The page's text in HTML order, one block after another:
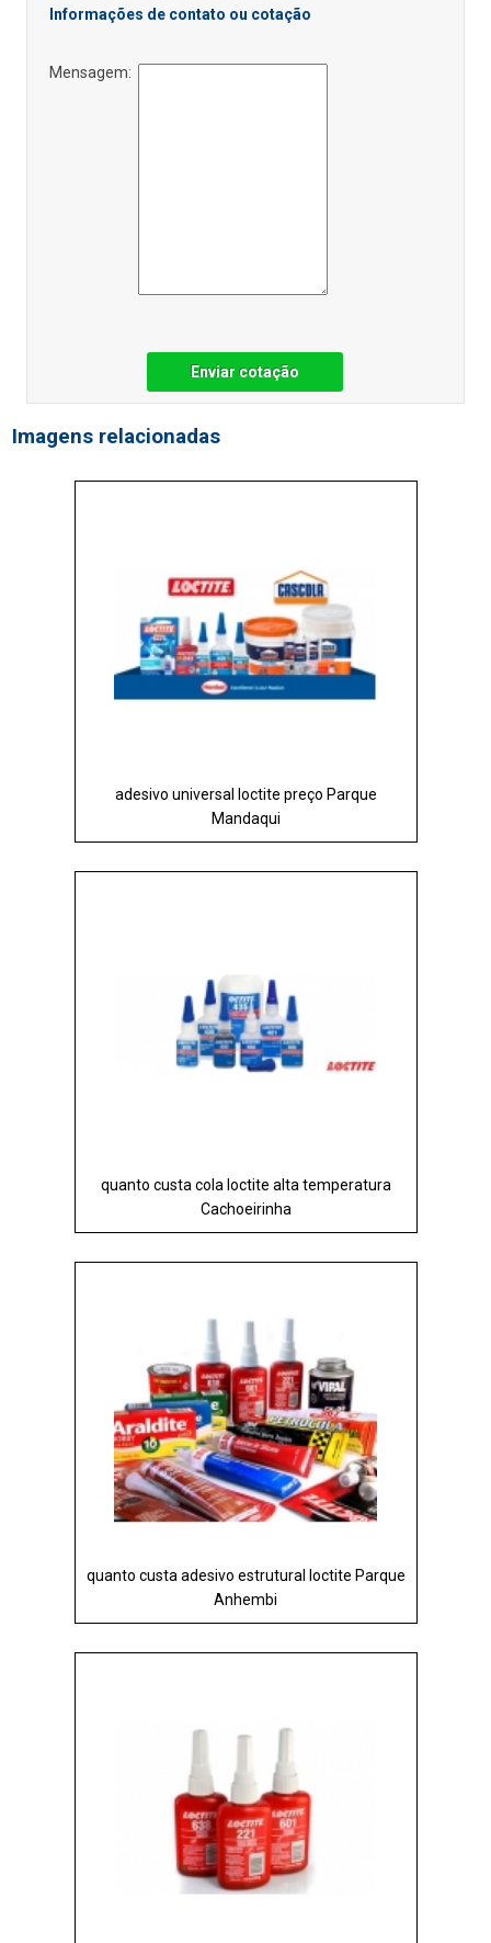
Informações de contato ou cotação
Mensagem:
Enviar cotação
Imagens relacionadas
adesivo universal loctite preço Parque
Mandaqui
quanto custa cola loctite alta temperatura
Cachoeirinha
quanto custa adesivo estrutural loctite Parque
Anhembi